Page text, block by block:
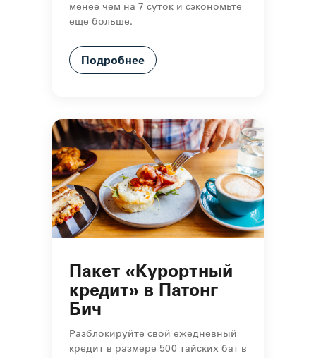
менее чем на 7 суток и сэкономьте
еще больше.
Подробнее
Пакет «Курортный
кредит» в Патонг
Бич
Разблокируйте свой ежедневный
кредит в размере 500 тайских бат в